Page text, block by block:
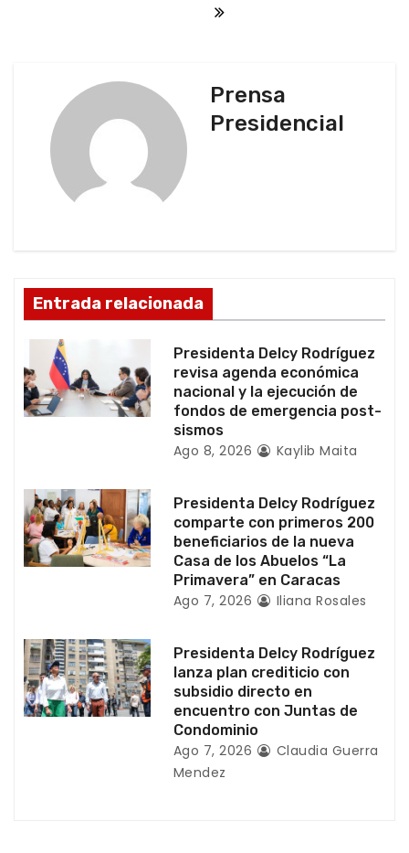
e
e
n
t
a
d
a
Prensa
Presidencial
Entrada relacionada
Presidenta Delcy Rodríguez
revisa agenda económica
nacional y la ejecución de
fondos de emergencia post-
sismos
Ago 8, 2026 Kaylib Maita
Presidenta Delcy Rodríguez
comparte con primeros 200
beneficiarios de la nueva
Casa de los Abuelos “La
Primavera” en Caracas
Ago 7, 2026 Iliana Rosales
Presidenta Delcy Rodríguez
lanza plan crediticio con
subsidio directo en
encuentro con Juntas de
Condominio
Ago 7, 2026
Claudia Guerra
Mendez